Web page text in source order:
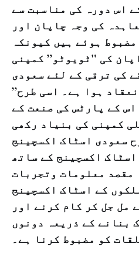
اس دورہ کی مناسبت سے
کی وجہ چاپان اور
ہوئے ہیں کیونکہ
کی "ٹویوٹو” کمپنی
کی ترقی کے لئے سعودی
ہوا ہے۔ اسی طرح”
کے پارٹس کی صنعت کے
کمپنی کی بنیاد رکھی
سعودی اسٹاک اکسچینج
اکسچینج کے ساتھ
مقصد معلومات وتجربات
کے اسٹاک اکسچینج
مل جل کر کام کرنے اور
بنانے کے ذریعہ دونوں
کو مضبوط کرنا ہے۔